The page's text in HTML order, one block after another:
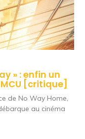
» : enfin un
[critique]
de No Way Home,
au cinéma